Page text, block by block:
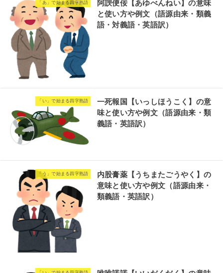
「あ」で始まる四字熟語
阿諛便佞【あゆべんねい】の意味
と使い方や例文（語源由来・類義
語・対義語・英語訳）
「い」で始まる四字熟語
一死報国【いっしほうこく】の意
味と使い方や例文（語源由来・類
義語・英語訳）
「う」で始まる四字熟語
内股膏薬【うちまたごうやく】の
意味と使い方や例文（語源由来・
類義語・英語訳）